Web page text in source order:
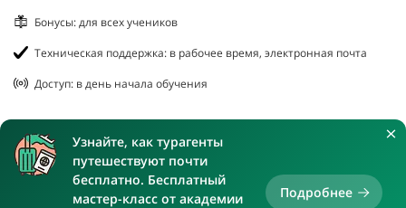
Бонусы: для всех учеников
Техническая поддержка: в рабочее время, электронная почта
Доступ: в день начала обучения
Узнайте, как турагенты
путешествуют почти
бесплатно. Бесплатный
мастер-класс от академии
Подробнее